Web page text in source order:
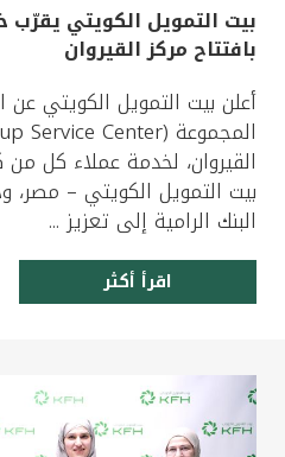
بيت التمويل الكويتي يقرّب
بافتتاح مركز القيروان
أعلن بيت التمويل الكويتي عن
القيروان، لخدمة عملاء كل
بيت التمويل الكويتي – مصر،
البنك الرامية إلى تعزيز ...
اقرأ أكثر